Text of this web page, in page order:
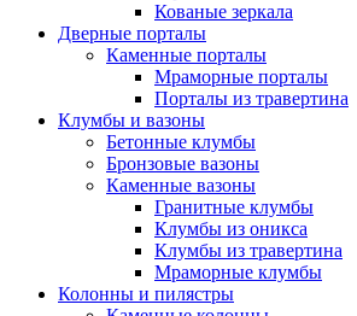
Кованые зеркала
Дверные порталы
Каменные порталы
Мраморные порталы
Порталы из травертина
Клумбы и вазоны
Бетонные клумбы
Бронзовые вазоны
Каменные вазоны
Гранитные клумбы
Клумбы из оникса
Клумбы из травертина
Мраморные клумбы
Колонны и пилястры